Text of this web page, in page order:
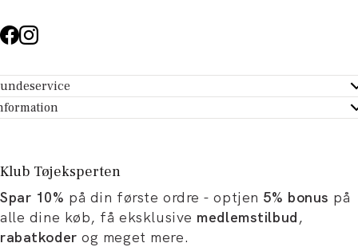
- Hjælpecenter
dit køb
Tøjeksperten
og artikler
og karriere
Klub Tøjeksperten
Spar 10% på din første ordre - optjen 5% bonus på
alle dine køb, få eksklusive medlemstilbud,
rabatkoder og meget mere.